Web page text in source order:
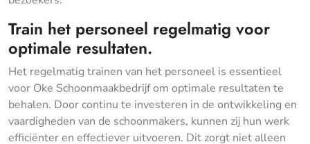
Train het personeel regelmatig voor
optimale resultaten.
Het regelmatig trainen van het personeel is essentieel
voor Oke Schoonmaakbedrijf om optimale resultaten te
behalen. Door continu te investeren in de ontwikkeling en
vaardigheden van de schoonmakers, kunnen zij hun werk
efficiënter en effectiever uitvoeren. Dit zorgt niet alleen